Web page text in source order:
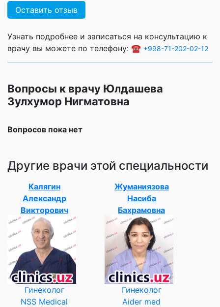
Оставить отзыв
Узнать подробнее и записаться на консультацию к
врачу вы можете по телефону: ☎️ +998-71-202-02-12
Вопросы к врачу Юлдашева
Зулхумор Нигматовна
Вопросов пока нет
Другие врачи этой специальности
Калягин
Александр
Викторович
Гинеколог
NSS Medical
Жуманиязова
Насиба
Бахрамовна
Гинеколог
Aider med